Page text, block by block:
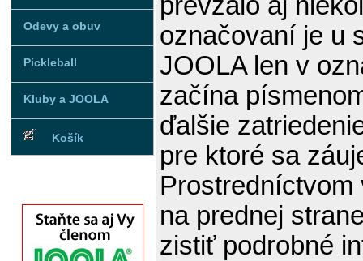
Odevy a obuv
Pickleball
Kluby a JOOLA
Košík
označovaní je u
JOOLA len v
začína
ďalšie
pre ktoré sa
Prostredníctvom
na prednej
zistiť podrobné